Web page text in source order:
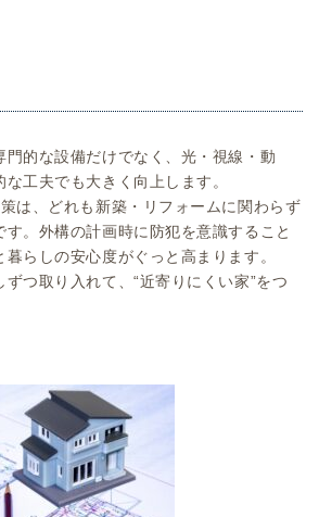
門的な設備だけでなく、光・視線・動
工夫でも大きく向上します。
は、どれも新築・リフォームに関わらず
。外構の計画時に防犯を意識すること
らしの安心度がぐっと高まります。
つ取り入れて、“近寄りにくい家”をつ